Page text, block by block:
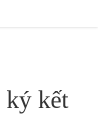
ký kết